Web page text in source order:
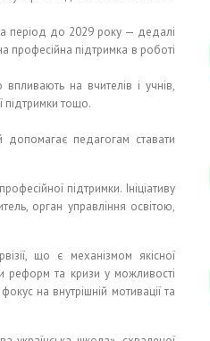
на період до 2029 року — дедалі
професійна підтримка в роботі
на вчителів і учнів,
підтримки тощо.
допомагає педагогам ставати
підтримки. Ініціативу
орган управління освітою,
що є механізмом якісної
реформ та кризи у можливості
на внутрішній мотивації та